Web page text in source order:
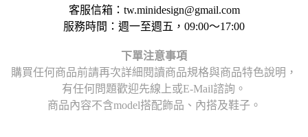
客服信箱：tw.minidesign@gmail.com
服務時間：週一至週五，09:00～17:00
下單注意事項
購買任何商品前請再次詳細閱讀商品規格與商品特色說明，
有任何問題歡迎先線上或E-Mail諮詢。
商品內容不含model搭配飾品、內搭及鞋子。